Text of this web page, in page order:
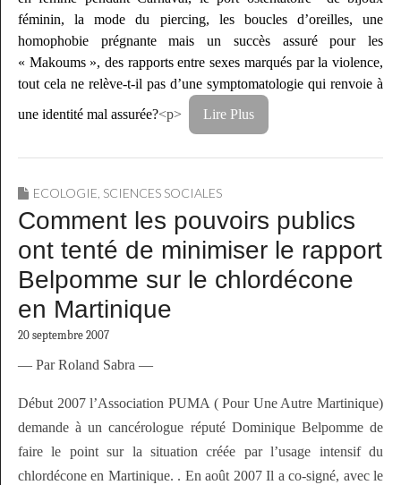
féminin, la mode du piercing, les boucles d’oreilles, une
homophobie prégnante mais un succès assuré pour les
« Makoums », des rapports entre sexes marqués par la violence,
tout cela ne relève-t-il pas d’une symptomatologie qui renvoie à
une identité mal assurée?<p> Lire Plus
ECOLOGIE SCIENCES SOCIALES
Comment les pouvoirs publics
ont tenté de minimiser le rapport
Belpomme sur le chlordécone
en Martinique
20 septembre 2007
— Par Roland Sabra —
Début 2007 l’Association PUMA ( Pour Une Autre Martinique)
demande à un cancérologue réputé Dominique Belpomme de
faire le point sur la situation créée par l’usage intensif du
chlordécone en Martinique. . En août 2007 Il a co-signé, avec le